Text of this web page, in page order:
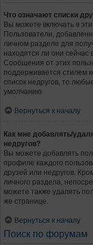
Что означают списки
Вы можете включать в
Пользователи,
личном разделе для
находятся ли они
Сообщения от этих
поддерживается стилем
список недругов, то
умолчанию.
Вернуться к началу
Как мне добавлять/
недругов?
Вы можете добавлять
профиле каждого
друзей или недругов.
личного раздела,
можете также удалять
же странице.
Вернуться к началу
Поиск по форумам